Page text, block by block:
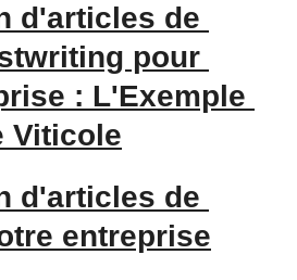
d'articles de
pour
: L'Exemple
Viticole
d'articles de
entreprise